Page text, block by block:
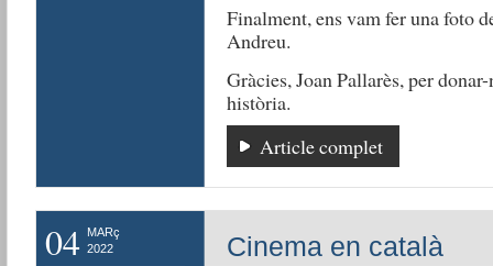
Finalment, ens vam fer una foto
Andreu.
Gràcies, Joan Pallarès, per
història.
Article complet
04
MARç
2022
Cinema en català